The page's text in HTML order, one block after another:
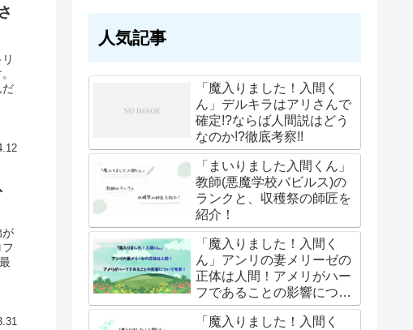
だ
が
人気記事
「魔入りました！入間く
ん」デルキラはアリさんで
確定!?ならば人間説はどう
なのか!?徹底考察!!
「まいりました入間くん」
教師(悪魔学校バビルス)の
ランクと、収穫祭の師匠を
紹介！
「魔入りました！入間く
ん」アンリの妻メリーゼの
正体は人間！アメリがハー
フであることの影響につい
て考察！
「魔入りました！入間く